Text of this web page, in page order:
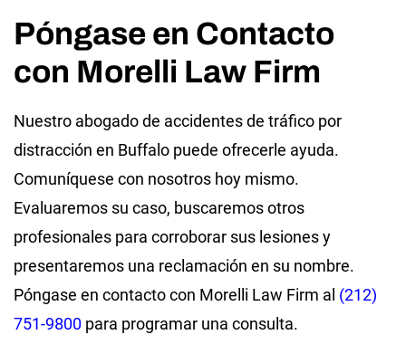
Póngase en Contacto
con Morelli Law Firm
Nuestro abogado de accidentes de tráfico por
distracción en Buffalo puede ofrecerle ayuda.
Comuníquese con nosotros hoy mismo.
Evaluaremos su caso, buscaremos otros
profesionales para corroborar sus lesiones y
presentaremos una reclamación en su nombre.
Póngase en contacto con Morelli Law Firm al (212)
751-9800 para programar una consulta.